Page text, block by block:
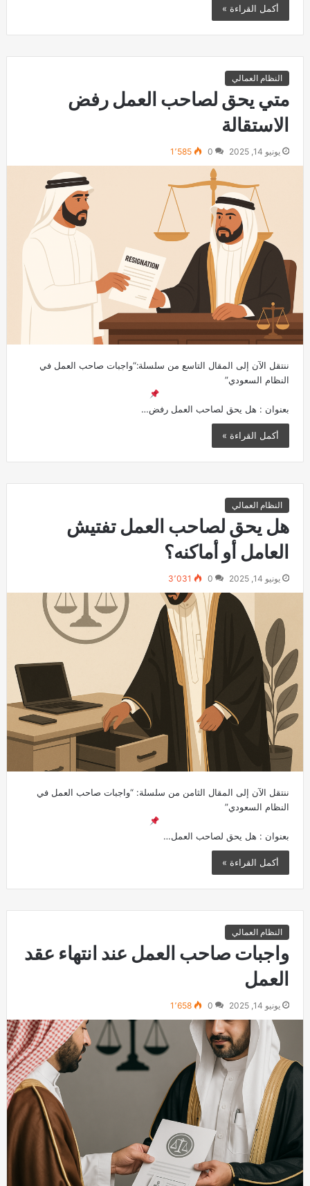
أكمل القراءة »
النظام العمالي
متي يحق لصاحب العمل رفض
الاستقالة
يونيو 14, 2025 0 1٬585
ننتقل الآن إلى المقال التاسع من سلسلة:“واجبات صاحب العمل في
النظام السعودي”
بعنوان : هل يحق لصاحب العمل رفض…
أكمل القراءة »
النظام العمالي
هل يحق لصاحب العمل تفتيش
العامل أو أماكنه؟
يونيو 14, 2025 0 3٬031
ننتقل الآن إلى المقال الثامن من سلسلة: “واجبات صاحب العمل في
النظام السعودي”
بعنوان : هل يحق لصاحب العمل…
أكمل القراءة »
النظام العمالي
واجبات صاحب العمل عند انتهاء عقد
العمل
يونيو 14, 2025 0 1٬658